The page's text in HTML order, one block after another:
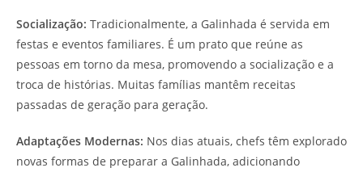
Socialização: Tradicionalmente, a Galinhada é servida em
festas e eventos familiares. É um prato que reúne as
pessoas em torno da mesa, promovendo a socialização e a
troca de histórias. Muitas famílias mantêm receitas
passadas de geração para geração.
Adaptações Modernas: Nos dias atuais, chefs têm explorado
novas formas de preparar a Galinhada, adicionando